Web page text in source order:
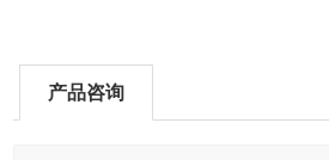
产品咨询